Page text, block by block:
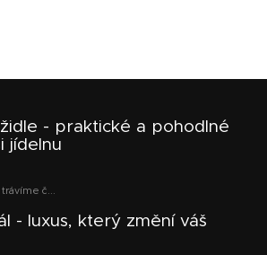
- praktické a pohodlné
jídelnu
č...
- luxus, který změní váš